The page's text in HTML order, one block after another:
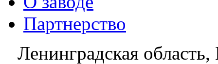
Партнерство
Ленинградская